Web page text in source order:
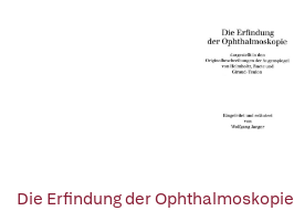
Die Erfindung der Ophthalmoskopie